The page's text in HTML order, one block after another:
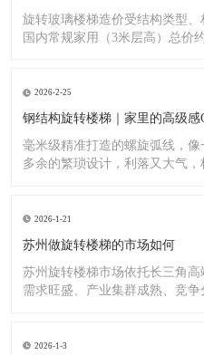
旋转玻璃楼梯造价受结构类型
国内常规家用（3米层高）总
2026-2-25
钢结构旋转楼梯｜家里的高级感
毫米级精准打造的螺旋弧线，
多余的繁琐设计，利落又大气
2026-1-21
苏州做旋转楼梯的市场如何
苏州旋转楼梯市场依托长三角
需求旺盛、产业集群成熟、竞
2026-1-3